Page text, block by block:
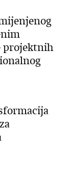
projektnih